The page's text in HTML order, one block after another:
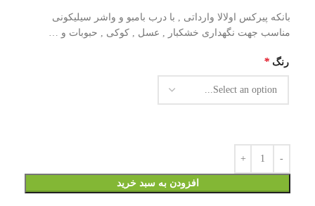
بانکه پیرکس اولالا وارداتی , با درب بامبو و واشر سیلیکونی
مناسب جهت نگهداری خشکبار , عسل , کوکی , حبوبات و …
رنگ *
افزودن به سبد خرید